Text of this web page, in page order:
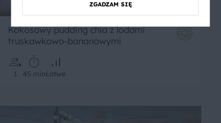
Kokosowy pudding chia z lodami
truskawkowo-bananowymi
1 45 minŁatwe
ZGADZAM SIĘ